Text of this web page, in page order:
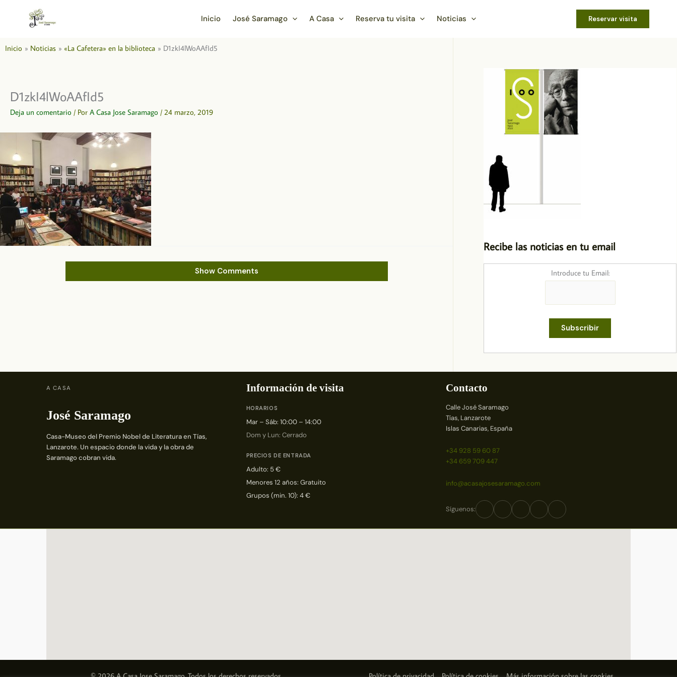
contenido
Inicio José Saramago A Casa Reserva tu visita Noticias Reservar visita
Inicio Noticias «La Cafetera» en la biblioteca D1zkI4lWoAAfId5
D1zkI4lWoAAfId5
Deja un comentario / Por A Casa Jose Saramago / 24 marzo, 2019
Show Comments
Recibe las noticias en tu email
Introduce tu Email:
A CASA
José Saramago
Casa-Museo del Premio Nobel de Literatura en Tías,
Lanzarote. Un espacio donde la vida y la obra de
Saramago cobran vida.
Información de visita
HORARIOS
Mar – Sáb: 10:00 – 14:00
Dom y Lun: Cerrado
PRECIOS DE ENTRADA
Adulto: 5 €
Menores 12 años: Gratuito
Grupos (min. 10): 4 €
Contacto
Calle José Saramago
Tías, Lanzarote
Islas Canarias, España
+34 928 59 60 87
+34 659 709 447
info@acasajosesaramago.com
Síguenos: